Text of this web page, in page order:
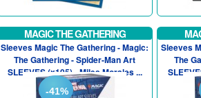
MAGIC THE GATHERING
Sleeves Magic The Gathering - Magic:
The Gathering - Spider-Man Art
SLEEVES (x105) - Miles Morales ...
-41%
Sleeves
The